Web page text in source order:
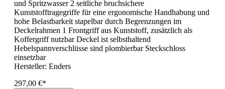
und Spritzwasser 2 seitliche bruchsichere
Kunststofftragegriffe für eine ergonomische Handhabung und
hohe Belastbarkeit stapelbar durch Begrenzungen im
Deckelrahmen 1 Frontgriff aus Kunststoff, zusätzlich als
Koffergriff nutzbar Deckel ist selbsthaltend
Hebelspannverschlüsse sind plombierbar Steckschloss
einsetzbar
Hersteller: Enders
297,00 €*